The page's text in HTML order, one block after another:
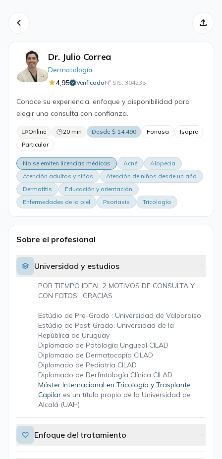
Dr. Julio Correa
Dermatología
4,95
VerificadoNº SIS: 304235·
Conoce su experiencia, enfoque y disponibilidad para
elegir una consulta con confianza.
Online 20 min Desde $ 14.490 Fonasa
Isapre
Particular
No se emiten licencias médicas Acné
Alopecia
Atención adultos y niños
Atención de niños desde un año
Dermatitis
Educación y orientación
Enfermedades de la piel
Psoriasis Tricología
Sobre el profesional
Universidad y estudios
POR TIEMPO IDEAL 2 MOTIVOS DE CONSULTA Y
CON FOTOS . GRACIAS
Estúdio de Pre-Grado : Universidad de Valparaíso
Estúdio de Post-Grado: Universidad de la
República de Uruguay
Diplomado de Patología Ungüeal CILAD
Diplomado de Dermatocopía CILAD
Diplomado de Pediatría CILAD
Diplomado de Derfmtología Clínica CILAD
Máster Internacional en Tricología y Trasplante
Capilar es un título propio de la Universidad de
Alcalá (UAH)
Enfoque del tratamiento